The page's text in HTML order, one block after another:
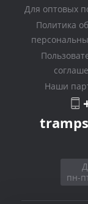
Для оптовых
Политика
Наши
пн-